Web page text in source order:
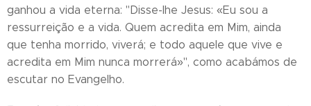
ganhou a vida eterna: "Disse-lhe Jesus: «Eu sou a
ressurreição e a vida. Quem acredita em Mim, ainda
que tenha morrido, viverá; e todo aquele que vive e
acredita em Mim nunca morrerá»", como acabámos de
escutar no Evangelho.